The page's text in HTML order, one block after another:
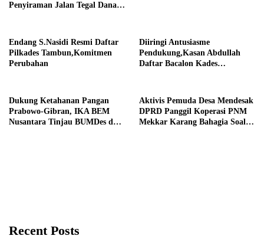
Penyiraman Jalan Tegal Danas
Endang S.Nasidi Resmi Daftar
Pilkades Tambun,Komitmen
Perubahan
Diiringi Antusiasme
Pendukung,Kasan Abdullah
Daftar Bacalon Kades
Dukung Ketahanan Pangan
Prabowo-Gibran, IKA BEM
Nusantara Tinjau BUMDes dan
Aktivis Pemuda Desa Mendesak
DPRD Panggil Koperasi PNM
Mekkar Karang Bahagia Soal
Recent Posts